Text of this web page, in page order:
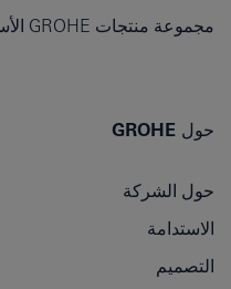
مجموعة منتجات GROHE الأساسية
حول GROHE
حول الشركة
الاستدامة
التصميم